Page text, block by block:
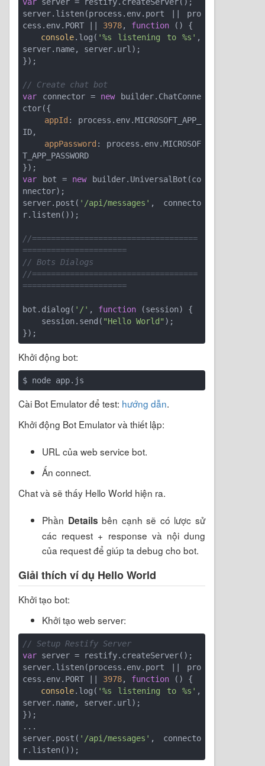
var server = restify.createServer();
server.listen(process.env.port || pro
cess.env.PORT || 3978, function ( ) {
console.log( '%s listening to %s' ,
server.name, server.url);
});
// Create chat bot
var connector = new builder.ChatConne
ctor({
appId : process.env.MICROSOFT_APP_
ID,
appPassword : process.env.MICROSOF
T_APP_PASSWORD
var bot = new builder.UniversalBot(co
nnector);
server.post( '/api/messages' , connecto
r.listen());
//===================================
======================
// Bots Dialogs
//===================================
======================
bot.dialog( '/' , function (session) {
    session.send(
"Hello World" );
Khởi động bot:
Cài Bot Emulator để test: hướng dẫn.
Khởi động Bot Emulator và thiết lập:
URL của web service bot.
Ấn connect.
Chat và sẽ thấy Hello World hiện ra.
Phần Details bên cạnh sẽ có lược sử
các request + response và nội dung
của request để giúp ta debug cho bot.
Giải thích ví dụ Hello World
Khởi tạo bot:
Khởi tạo web server:
// Setup Restify Server
var server = restify.createServer();
server.listen(process.env.port || pro
cess.env.PORT || 3978, function ( ) {
console.log( '%s listening to %s' ,
server.name, server.url);
});
...
server.post( '/api/messages' , connecto